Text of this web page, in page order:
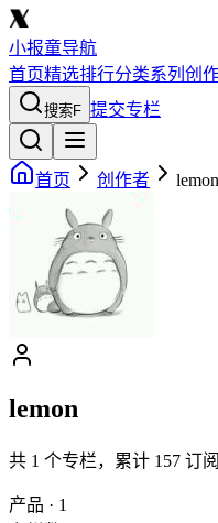
小报童导航
首页精选排行分类系列 创
搜索F 提交专栏
首页 创作者 lemon
lemon
共 1 个专栏，累计 157 订阅
产品 · 1